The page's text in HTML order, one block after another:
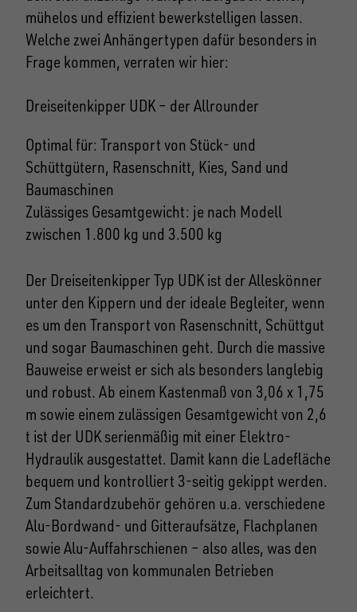
mühelos und effizient bewerkstelligen lassen.
Welche zwei Anhängertypen dafür besonders in
Frage kommen, verraten wir hier:
Dreiseitenkipper UDK – der Allrounder
Optimal für: Transport von Stück- und
Schüttgütern, Rasenschnitt, Kies, Sand und
Baumaschinen
Zulässiges Gesamtgewicht: je nach Modell
zwischen 1.800 kg und 3.500 kg
Der Dreiseitenkipper Typ UDK ist der Alleskönner
unter den Kippern und der ideale Begleiter, wenn
es um den Transport von Rasenschnitt, Schüttgut
und sogar Baumaschinen geht. Durch die massive
Bauweise erweist er sich als besonders langlebig
und robust. Ab einem Kastenmaß von 3,06 x 1,75
m sowie einem zulässigen Gesamtgewicht von 2,6
t ist der UDK serienmäßig mit einer Elektro-
Hydraulik ausgestattet. Damit kann die Ladefläche
bequem und kontrolliert 3-seitig gekippt werden.
Zum Standardzubehör gehören u.a. verschiedene
Alu-Bordwand- und Gitteraufsätze, Flachplanen
sowie Alu-Auffahrschienen – also alles, was den
Arbeitsalltag von kommunalen Betrieben
erleichtert.